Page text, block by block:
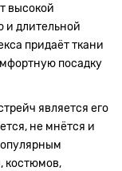
высокой
и длительной
придаёт ткани
посадку
является его
не мнётся и
костюмов,